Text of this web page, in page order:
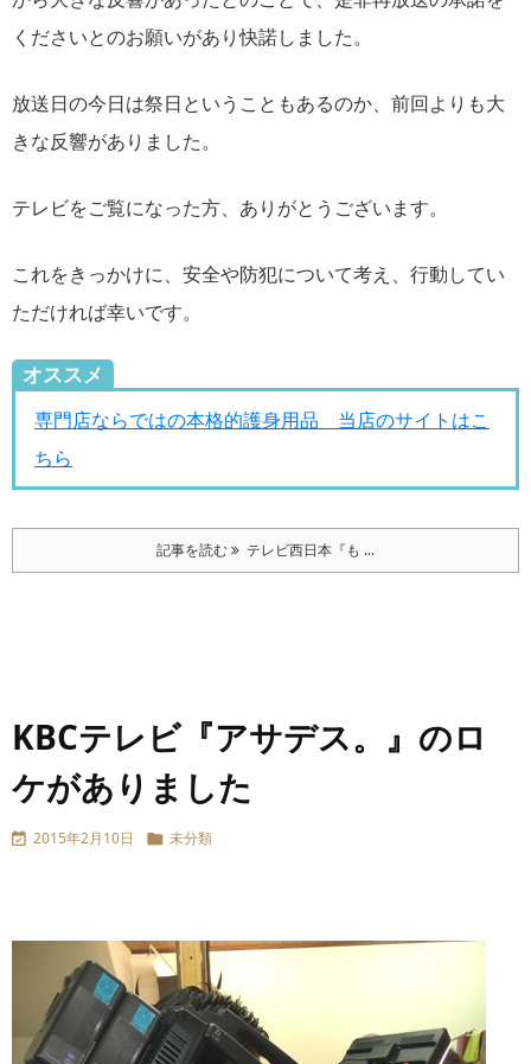
くださいとのお願いがあり快諾しました。
放送日の今日は祭日ということもあるのか、前回よりも大
きな反響がありました。
テレビをご覧になった方、ありがとうございます。
これをきっかけに、安全や防犯について考え、行動してい
ただければ幸いです。
オススメ
専門店ならではの本格的護身用品 当店のサイトはこ
ちら
記事を読む テレビ西日本『も ...
KBCテレビ『アサデス。』のロ
ケがありました
 2015年2月10日  未分類